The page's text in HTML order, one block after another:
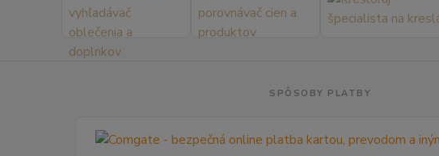
SPÔSOBY PLATBY